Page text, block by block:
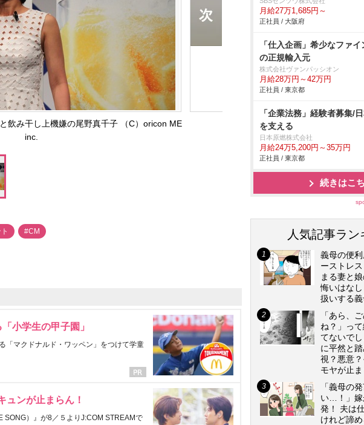
飲み干し上機嫌の尾野真千子 （C）oricon ME
inc.
#CM
小学生の甲子園」
「マクドナルド・ワッペン」をつけて学童
ュンが止まらん！
SONG）』が8／５よりJ:COM STREAMで
月給27万1,685円～
正社員 / 大阪府
「仕入企画」希少なファ
の正規輸入元
株式会社ヴァンパッシオン
月給28万円～42万円
正社員 / 東京都
「企業法務」経験者募集/
を支える
日本原燃株式会社
月給24万5,200円～35万円
正社員 / 東京都
続きはこ
人気記事ラン
義母の便
ーストレ
まる妻と
悔いはな
扱いする義
「あら、
ね？」っ
てないで
に平然と
視？悪意
モヤが止
「義母の
い…！」嫁
発！ 夫は
けれど諦